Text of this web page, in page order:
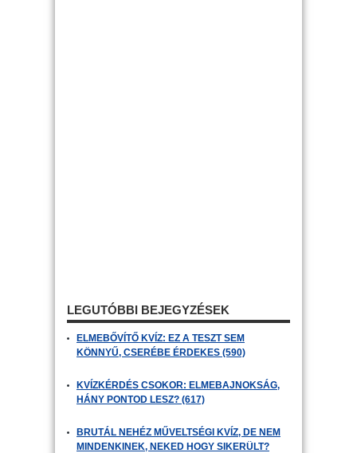
LEGUTÓBBI BEJEGYZÉSEK
ELMEBŐVÍTŐ KVÍZ: EZ A TESZT SEM
KÖNNYŰ, CSERÉBE ÉRDEKES (590)
KVÍZKÉRDÉS CSOKOR: ELMEBAJNOKSÁG,
HÁNY PONTOD LESZ? (617)
BRUTÁL NEHÉZ MŰVELTSÉGI KVÍZ, DE NEM
MINDENKINEK, NEKED HOGY SIKERÜLT?